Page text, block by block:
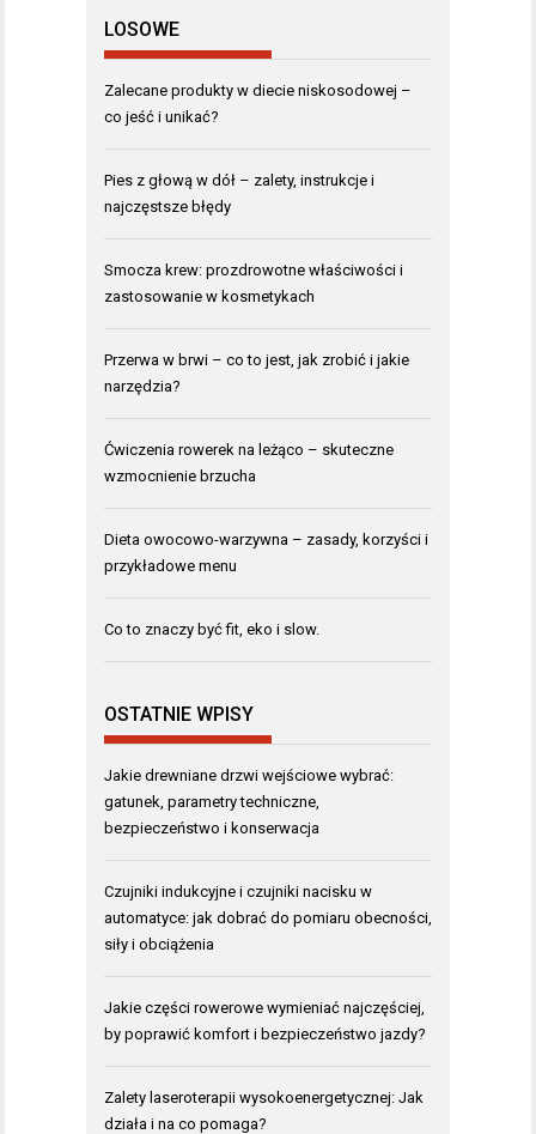
LOSOWE
Zalecane produkty w diecie niskosodowej –
co jeść i unikać?
Pies z głową w dół – zalety, instrukcje i
najczęstsze błędy
Smocza krew: prozdrowotne właściwości i
zastosowanie w kosmetykach
Przerwa w brwi – co to jest, jak zrobić i jakie
narzędzia?
Ćwiczenia rowerek na leżąco – skuteczne
wzmocnienie brzucha
Dieta owocowo-warzywna – zasady, korzyści i
przykładowe menu
Co to znaczy być fit, eko i slow.
OSTATNIE WPISY
Jakie drewniane drzwi wejściowe wybrać:
gatunek, parametry techniczne,
bezpieczeństwo i konserwacja
Czujniki indukcyjne i czujniki nacisku w
automatyce: jak dobrać do pomiaru obecności,
siły i obciążenia
Jakie części rowerowe wymieniać najczęściej,
by poprawić komfort i bezpieczeństwo jazdy?
Zalety laseroterapii wysokoenergetycznej: Jak
działa i na co pomaga?